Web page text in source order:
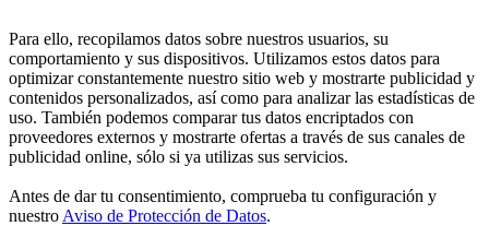
Para ello, recopilamos datos sobre nuestros usuarios, su
comportamiento y sus dispositivos. Utilizamos estos datos para
optimizar constantemente nuestro sitio web y mostrarte publicidad y
contenidos personalizados, así como para analizar las estadísticas de
uso. También podemos comparar tus datos encriptados con
proveedores externos y mostrarte ofertas a través de sus canales de
publicidad online, sólo si ya utilizas sus servicios.
Antes de dar tu consentimiento, comprueba tu configuración y
nuestro Aviso de Protección de Datos.